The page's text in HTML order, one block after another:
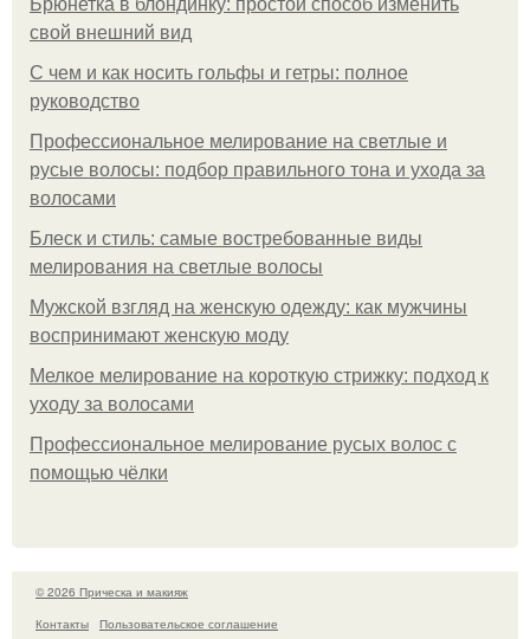
Брюнетка в блондинку: простой способ изменить
свой внешний вид
С чем и как носить гольфы и гетры: полное
руководство
Профессиональное мелирование на светлые и
русые волосы: подбор правильного тона и ухода за
волосами
Блеск и стиль: самые востребованные виды
мелирования на светлые волосы
Мужской взгляд на женскую одежду: как мужчины
воспринимают женскую моду
Мелкое мелирование на короткую стрижку: подход к
уходу за волосами
Профессиональное мелирование русых волос с
помощью чёлки
© 2026 Прическа и макияж
Контакты
Пользовательское соглашение